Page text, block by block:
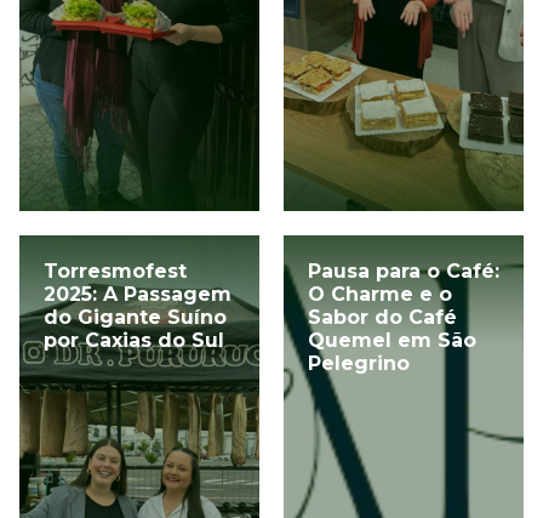
Torresmofest
2025: A Passagem
do Gigante Suíno
por Caxias do Sul
Pausa para o Café:
O Charme e o
Sabor do Café
Quemel em São
Pelegrino